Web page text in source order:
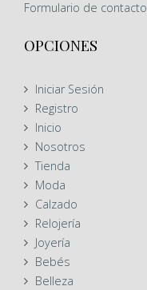
Formulario de contacto
OPCIONES
Iniciar Sesión
Registro
Inicio
Nosotros
Tienda
Moda
Calzado
Relojería
Joyería
Bebés
Belleza